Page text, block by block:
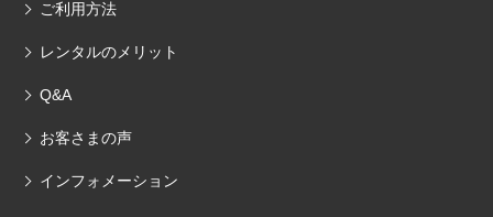
ご利用方法
レンタルのメリット
Q&A
お客さまの声
インフォメーション